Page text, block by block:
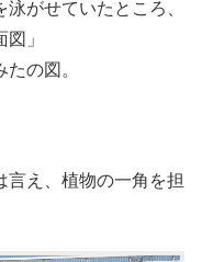
がせていたところ、
」
の図。
言え、植物の一角を担